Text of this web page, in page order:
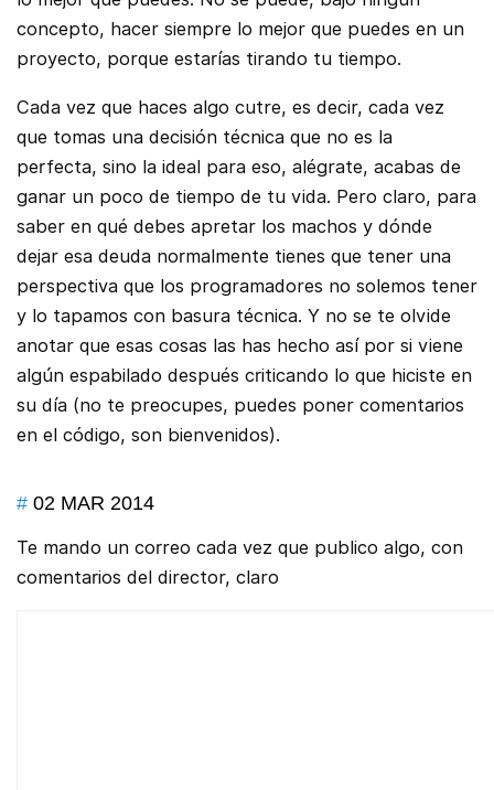
concepto, hacer siempre lo mejor que puedes en un
proyecto, porque estarías tirando tu tiempo.
Cada vez que haces algo cutre, es decir, cada vez
que tomas una decisión técnica que no es la
perfecta, sino la ideal para eso, alégrate, acabas de
ganar un poco de tiempo de tu vida. Pero claro, para
saber en qué debes apretar los machos y dónde
dejar esa deuda normalmente tienes que tener una
perspectiva que los programadores no solemos tener
y lo tapamos con basura técnica. Y no se te olvide
anotar que esas cosas las has hecho así por si viene
algún espabilado después criticando lo que hiciste en
su día (no te preocupes, puedes poner comentarios
en el código, son bienvenidos).
# 02 MAR 2014
Te mando un correo cada vez que publico algo, con
comentarios del director, claro